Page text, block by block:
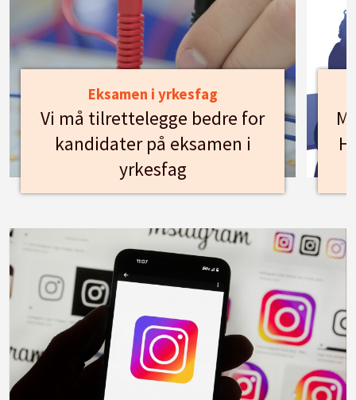
Eksamen i yrkesfag
Vi må tilrettelegge bedre for
kandidater på eksamen i
yrkesfag